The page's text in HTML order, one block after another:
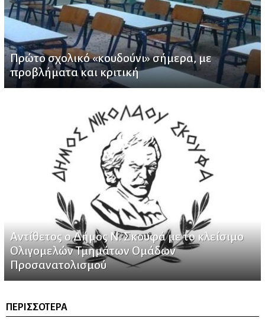
Πρώτο σχολικό «κουδούνι» σήμερα, με
προβλήματα και κριτική
Αντίθετος ο Δήμος Ν. Σκουφά με το κλείσιμο
Ολιγομελών Τμημάτων Ομάδων
Προσανατολισμού
ΠΕΡΙΣΣΌΤΕΡΑ